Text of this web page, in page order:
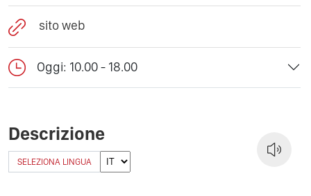
sito web
Oggi: 10.00 - 18.00
Descrizione
SELEZIONA LINGUA